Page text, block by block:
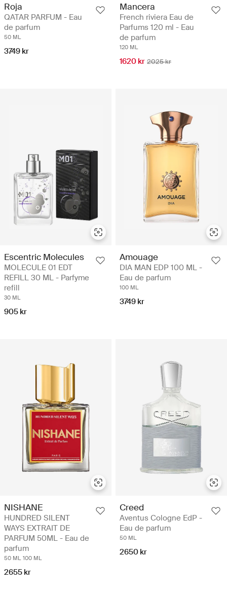
Roja
QATAR PARFUM - Eau
de parfum
50 ML
3749 kr
Mancera
French riviera Eau de
Parfums 120 ml - Eau
de parfum
120 ML
1620 kr 2025 kr
Escentric Molecules
MOLECULE 01 EDT
REFILL 30 ML - Parfyme
refill
30 ML
905 kr
Amouage
DIA MAN EDP 100 ML -
Eau de parfum
100 ML
3749 kr
NISHANE
HUNDRED SILENT
WAYS EXTRAIT DE
PARFUM 50ML - Eau de
parfum
50 ML 100 ML
2655 kr
Creed
Aventus Cologne EdP -
Eau de parfum
50 ML
2650 kr